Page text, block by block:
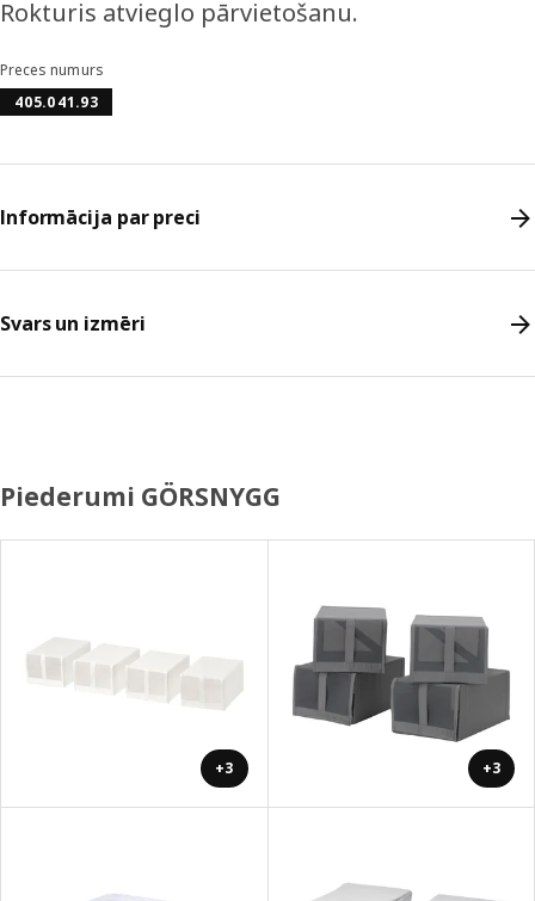
Rokturis atvieglo pārvietošanu.
Preces numurs
405.041.93
Informācija par preci
Svars un izmēri
Piederumi GÖRSNYGG
+3 +3